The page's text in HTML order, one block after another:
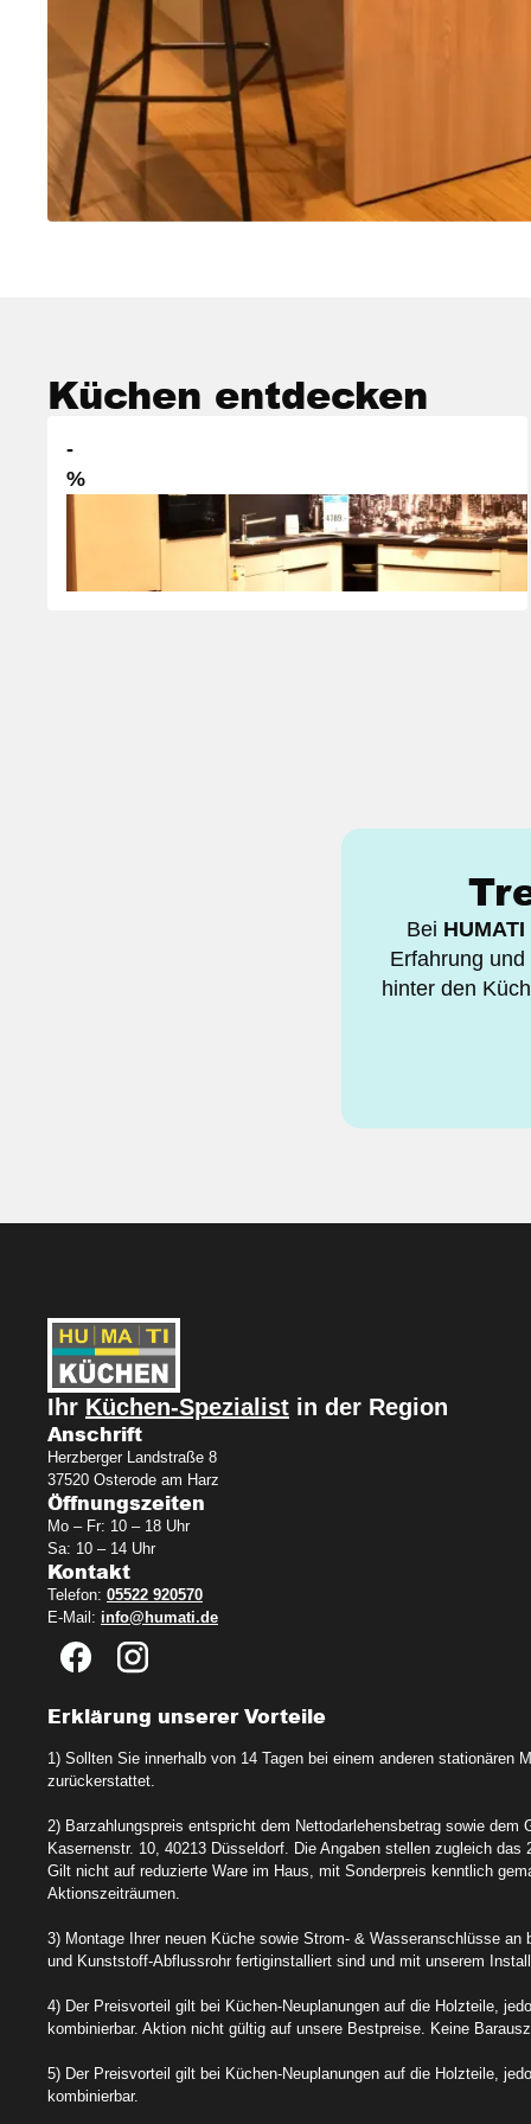
Küchen entdecken
-
%
Urbane Design-Küche in Betonoptik
Bei HUMATI
Erfahrung
hinter den
Ihr Küchen-Spezialist in der Region
Anschrift
Herzberger Landstraße 8
37520 Osterode am Harz
Öffnungszeiten
Mo – Fr: 10 – 18 Uhr
Sa: 10 – 14 Uhr
Kontakt
Telefon: 05522 920570
E-Mail: info@humati.de
Erklärung unserer Vorteile
1) Sollten Sie innerhalb von 14 Tagen bei einem anderen
zurückerstattet.
2) Barzahlungspreis entspricht dem Nettodarlehensbetrag sowie
Kasernenstr. 10, 40213 Düsseldorf. Die Angaben stellen zugleich
Gilt nicht auf reduzierte Ware im Haus, mit Sonderpreis kenntlich
Aktionszeiträumen.
3) Montage Ihrer neuen Küche sowie Strom- & Wasseranschlüsse
und Kunststoff-Abflussrohr fertiginstalliert sind und mit unserem
4) Der Preisvorteil gilt bei Küchen-Neuplanungen auf die Holzteile,
kombinierbar. Aktion nicht gültig auf unsere Bestpreise. Keine
5) Der Preisvorteil gilt bei Küchen-Neuplanungen auf die Holzteile,
kombinierbar.